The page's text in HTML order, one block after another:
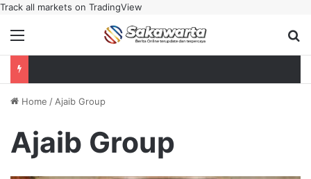
Track all markets on TradingView
Menu
Home /Ajaib Group
Ajaib Group